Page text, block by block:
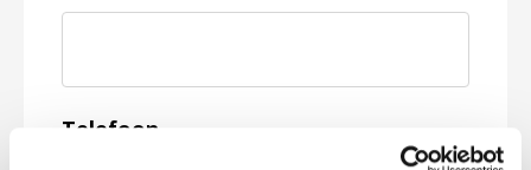
Telefoon